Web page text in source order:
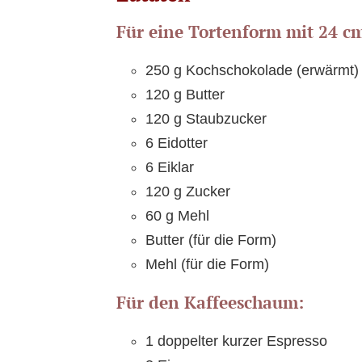
Für eine Tortenform mit 24
250 g Kochschokolade (erwärmt)
120 g Butter
120 g Staubzucker
6 Eidotter
6 Eiklar
120 g Zucker
60 g Mehl
Butter (für die Form)
Mehl (für die Form)
Für den Kaffeeschaum:
1 doppelter kurzer Espresso